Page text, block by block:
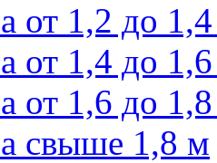
от 1,2 до
от 1,4 до
от 1,6 до
свыше 1,8 м